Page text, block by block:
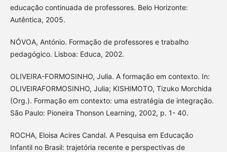
educação continuada de professores. Belo Horizonte:
Autêntica, 2005.
NÓVOA, António. Formação de professores e trabalho
pedagógico. Lisboa: Educa, 2002.
OLIVEIRA-FORMOSINHO, Julia. A formação em contexto. In:
OLIVEIRAFORMOSINHO, Julia; KISHIMOTO, Tizuko Morchida
(Org.). Formação em contexto: uma estratégia de integração.
São Paulo: Pioneira Thonson Learning, 2002, p. 1- 40.
ROCHA, Eloisa Acires Candal. A Pesquisa em Educação
Infantil no Brasil: trajetória recente e perspectivas de